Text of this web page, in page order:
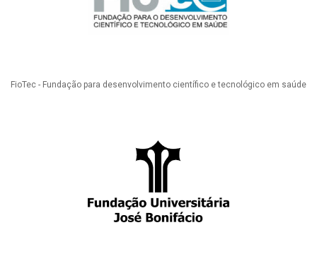
FioTec - Fundação para desenvolvimento científico e tecnológico em saúde